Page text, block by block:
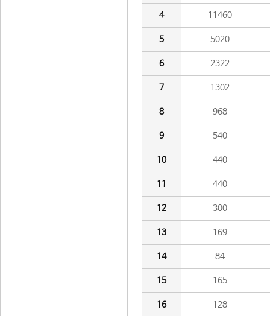
4 11460
5 5020
6 2322
7 1302
8 968
9 540
10 440
11 440
12 300
13 169
14 84
15 165
16 128